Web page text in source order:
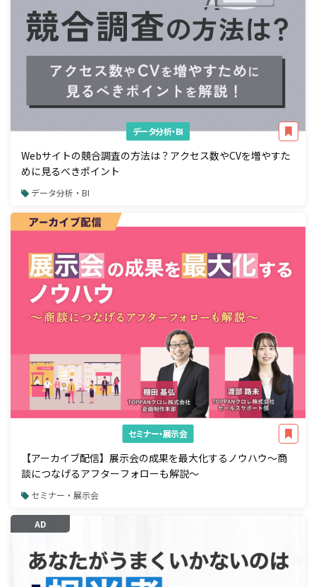
データ分析・BI
Webサイトの競合調査の方法は？アクセス数やCVを増やすた
めに見るべきポイント
データ分析・BI
セミナー・展示会
【アーカイブ配信】展示会の成果を最大化するノウハウ～商
談につなげるアフターフォローも解説～
セミナー・展示会
AD